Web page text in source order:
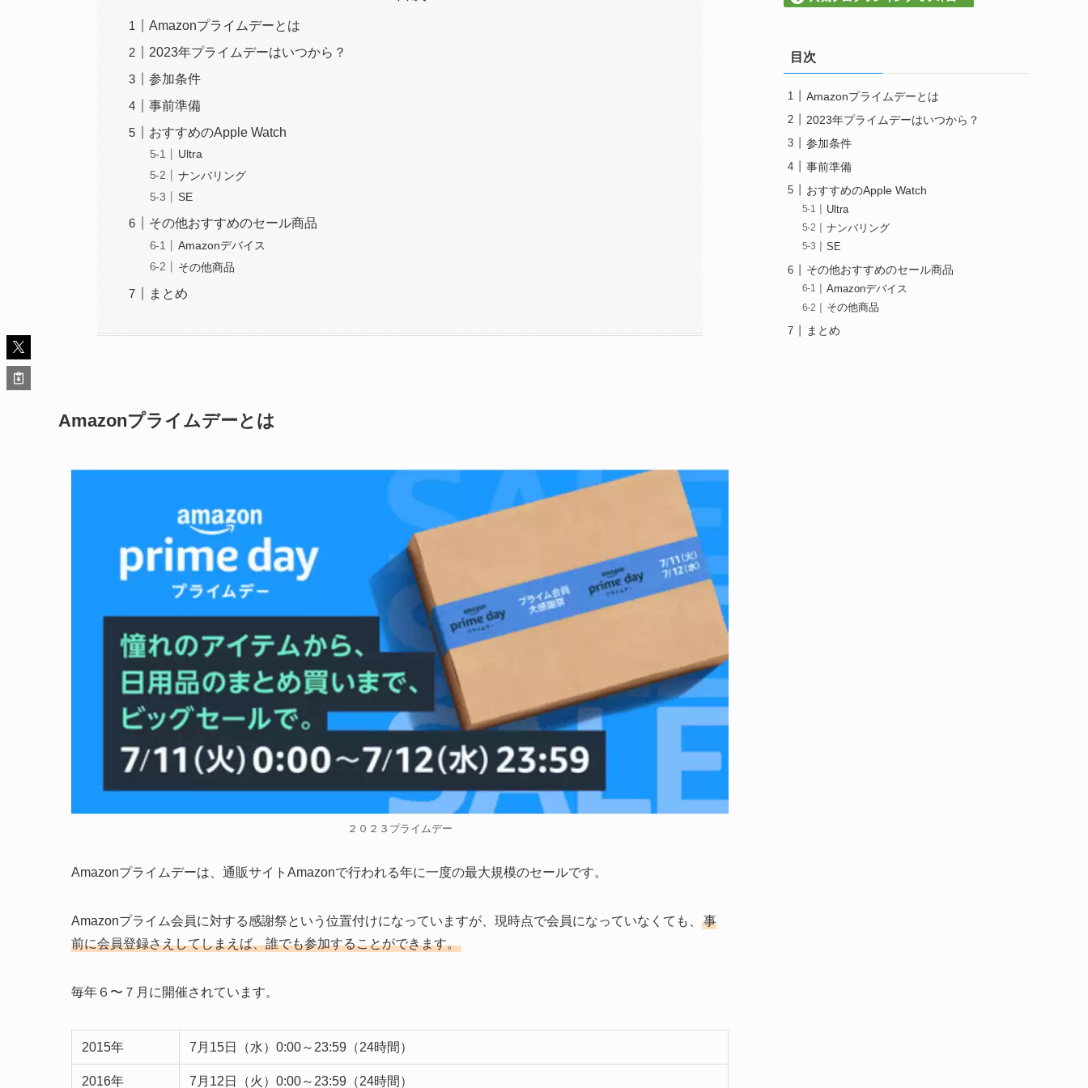
Amazonプライムデーとは
2023年プライムデーはいつから？
参加条件
事前準備
おすすめのApple Watch
Ultra
ナンバリング
SE
その他おすすめのセール商品
Amazonデバイス
その他商品
まとめ
Amazonプライムデーとは
２０２３プライムデー
Amazonプライムデーは、通販サイトAmazonで行われる年に一度の最大規模のセールです。
Amazonプライム会員に対する感謝祭という位置付けになっていますが、現時点で会員になっていなくても、
事
前に会員登録さえしてしまえば、誰でも参加することができます。
毎年６〜７月に開催されています。
2015年 7月15日（水）0:00～23:59（24時間）
2016年 7月12日（火）0:00～23:59（24時間）
目次
Amazonプライムデーとは
2023年プライムデーはいつから？
参加条件
事前準備
おすすめのApple Watch
Ultra
ナンバリング
SE
その他おすすめのセール商品
Amazonデバイス
その他商品
まとめ